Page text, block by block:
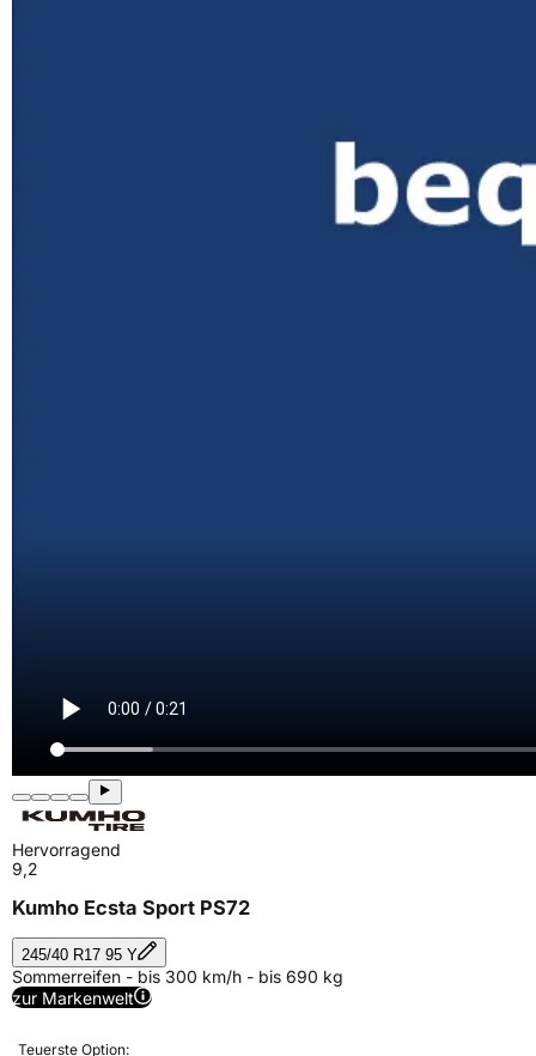
Hervorragend
9,2
Kumho Ecsta Sport PS72
245/40 R17 95 Y
Sommerreifen - bis 300 km/h - bis 690 kg
zur Markenwelt
Teuerste Option: